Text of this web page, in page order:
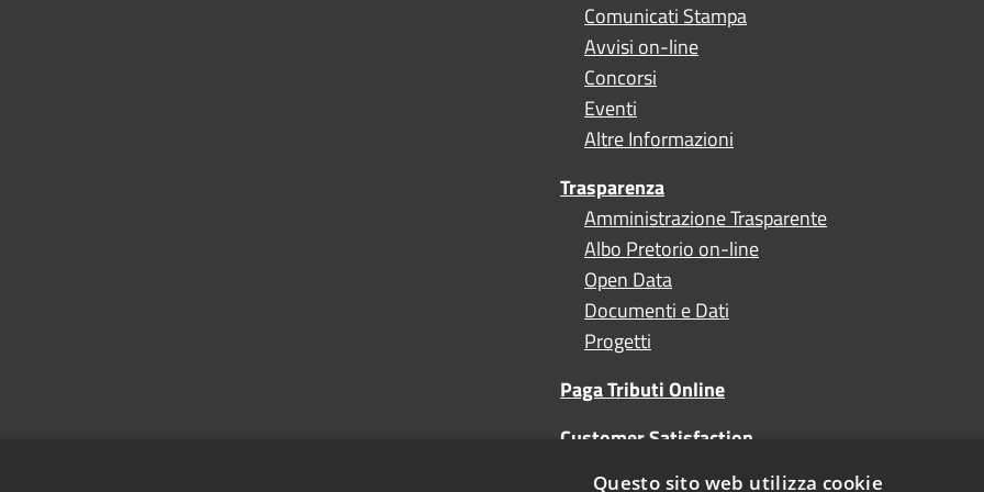
Comunicati Stampa
Avvisi on-line
Concorsi
Eventi
Altre Informazioni
Trasparenza
Amministrazione Trasparente
Albo Pretorio on-line
Open Data
Documenti e Dati
Progetti
Paga Tributi Online
Customer Satisfaction
Turismo
Questo sito web utilizza cookie